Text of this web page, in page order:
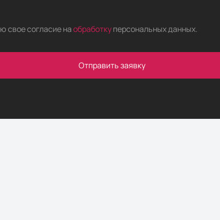
свое согласие наобработку персональных данных.
Отправить заявку